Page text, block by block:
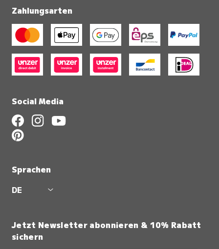
Zahlungsarten
Social Media
Sprachen
DE
Jetzt Newsletter abonnieren & 10% Rabatt
sichern